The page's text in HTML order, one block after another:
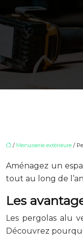
/ Menuiserie extérieure /
Aménagez un
tout au long de
Les
Les pergolas alu
Découvrez